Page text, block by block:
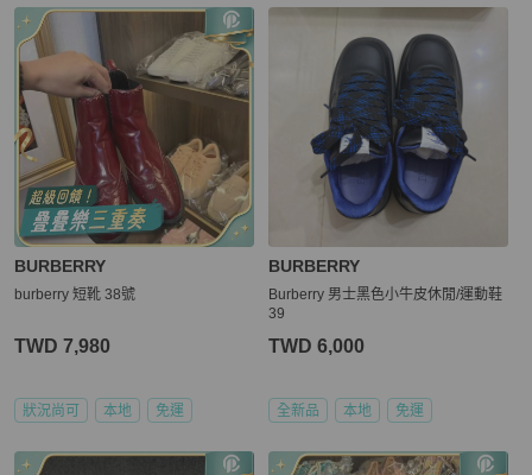
BURBERRY
burberry 短靴 38號
TWD 7,980
狀況尚可 本地 免運
BURBERRY
Burberry 男士黑色小牛皮休閒/運動鞋
39
TWD 6,000
全新品 本地 免運